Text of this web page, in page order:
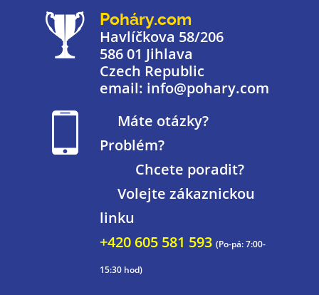
Poháry.com
Havlíčkova 58/206
586 01 Jihlava
Czech Republic
email: info@pohary.com
Máte otázky?
Problém?
Chcete poradit?
Volejte zákaznickou
linku
+420 605 581 593 (Po-pá: 7:00-
15:30 hod)